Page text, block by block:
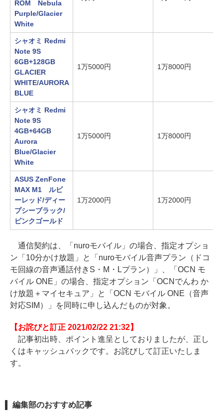
ROM Nebula
Purple/Glacier
White
シャオミ Redmi
Note 9S
6GB+128GB
GLACIER
WHITE/AURORA
BLUE
1万5000円 1万8000円
シャオミ Redmi
Note 9S
4GB+64GB
Aurora
Blue/Glacier
White
1万5000円 1万8000円
ASUS ZenFone
MAX M1 ルビ
ーレッド/ディー
プシーブラック/
ピンクゴールド
1万2000円 1万2000円
通信契約は、「nuroモバイル」の場合、指定オプショ
ン「10分かけ放題」と「nuroモバイル音声プラン（ドコ
モ回線の音声通話付きS・M・Lプラン）」、「OCN モ
バイル ONE」の場合、指定オプション「OCNでんわ か
け放題＋マイセキュア」と「OCN モバイル ONE（音声
対応SIM）」を同時に申し込んだものが対象。
【お詫びと訂正 2021/02/22 21:32】
記事初出時、ポイント進呈としておりましたが、正し
くはキャッシュバックです。お詫びして訂正いたしま
す。
編集部のおすすめ記事